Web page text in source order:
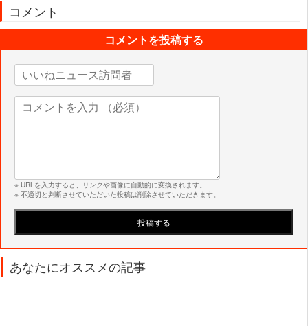
コメント
コメントを投稿する
※ URLを入力すると、リンクや画像に自動的に変換されます。
※ 不適切と判断させていただいた投稿は削除させていただきます。
あなたにオススメの記事